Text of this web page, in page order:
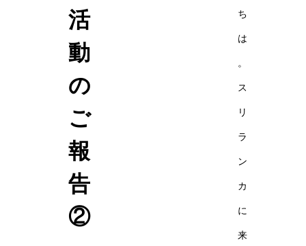
活
動
の
ご
報
告
②
ち
は
。
ス
リ
ラ
ン
カ
に
来